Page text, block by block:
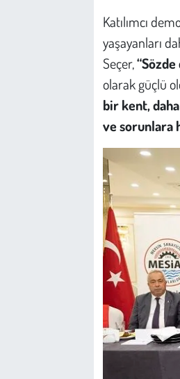
Katılımcı
yaşayanları
Seçer,
olarak güçlü
bir kent,
ve sorunlara